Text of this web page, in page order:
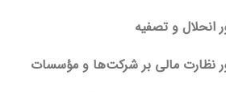
انحلال و تصفیه
نظارت مالی بر شرکت‌ها و مؤسسات